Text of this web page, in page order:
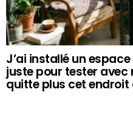
J’ai installé un
juste pour tester avec
quitte plus cet endroit